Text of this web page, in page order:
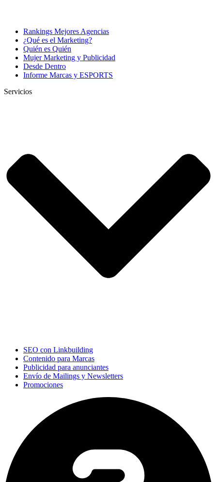
Rankings Mejores Agencias
¿Qué es el Marketing?
Quién es Quién
Mujer Marketing y Publicidad
Desde Dentro
Informe Marcas y ESPORTS
Servicios
SEO con Linkbuilding
Contenido para Marcas
Publicidad para anunciantes
Envío de Mailings y Newsletters
Promociones